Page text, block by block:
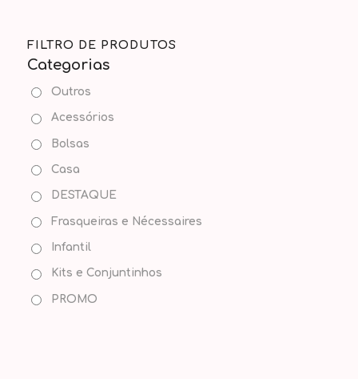
FILTRO DE PRODUTOS
Categorias
Outros
Acessórios
Bolsas
Casa
DESTAQUE
Frasqueiras e Nécessaires
Infantil
Kits e Conjuntinhos
PROMO